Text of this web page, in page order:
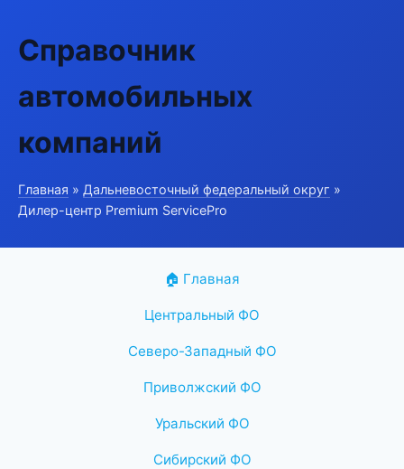
Справочник
автомобильных
компаний
Главная » Дальневосточный федеральный округ »
Дилер-центр Premium ServicePro
🏠 Главная
Центральный ФО
Северо-Западный ФО
Приволжский ФО
Уральский ФО
Сибирский ФО